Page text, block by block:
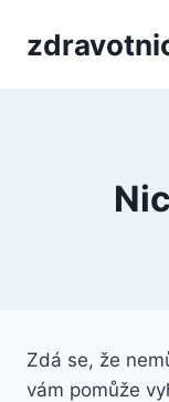
Zdá se, že
vám pomůže